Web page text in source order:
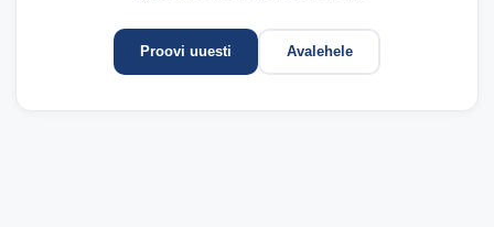
Proovi uuesti Avalehele